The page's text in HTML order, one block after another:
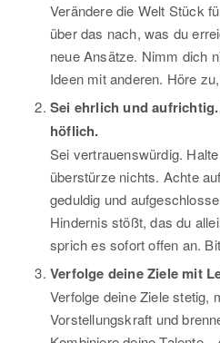
Verändere die Welt Stück
über das nach, was du
neue Ansätze. Nimm dich
Ideen mit anderen. Höre
Sei ehrlich und
höflich.
Sei vertrauenswürdig.
überstürze nichts. Achte
geduldig und
Hindernis stößt, das du
sprich es sofort offen an.
Verfolge deine Ziele mit
Verfolge deine Ziele stetig,
Vorstellungskraft und